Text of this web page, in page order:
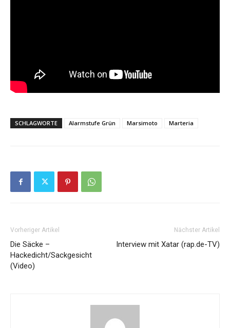
SCHLAGWORTE Alarmstufe Grün Marsimoto Marteria
Vorheriger Artikel
Die Säcke –
Hackedicht/Sackgesicht
(Video)
Nächster Artikel
Interview mit Xatar (rap.de-TV)